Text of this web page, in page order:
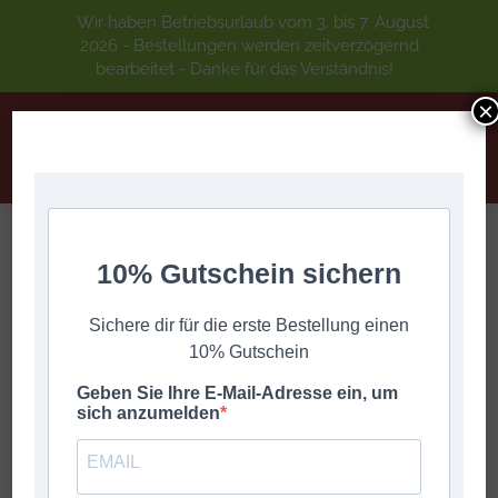
Leitn Toni jun. 3
Start Leit'n Toni Leitn Toni jun. 3
Wir haben Betriebsurlaub vom 3. bis 7. August
2026 - Bestellungen werden zeitverzögernd
bearbeitet - Danke für das Verständnis!
10% Gutschein sichern
Sichere dir für die erste Bestellung einen
10% Gutschein
Geben Sie Ihre E-Mail-Adresse ein, um
sich anzumelden
×